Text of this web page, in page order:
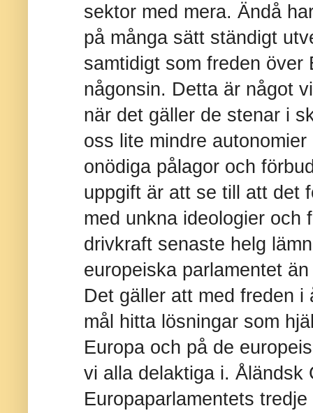
sektor med mera. Ändå
på många sätt ständigt
samtidigt som freden över
någonsin. Detta är något
när det gäller de stenar i
oss lite mindre
onödiga pålagor och
uppgift är att se till att det
med unkna ideologier och
drivkraft senaste helg
europeiska parlamentet
Det gäller att med freden
mål hitta lösningar som
Europa och på de
vi alla delaktiga i. Åländsk
Europaparlamentets